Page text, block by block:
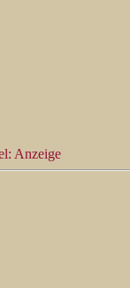
Anzeige